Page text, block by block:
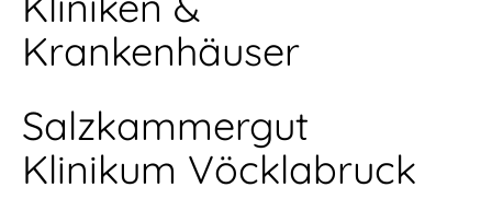
Krankenhäuser
Salzkammergut
Klinikum Vöcklabruck